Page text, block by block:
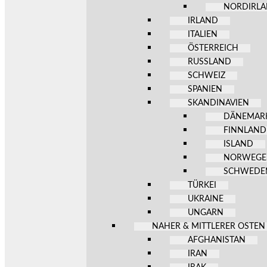
IRLAND
ITALIEN
ÖSTERREICH
RUSSLAND
SCHWEIZ
SPANIEN
SKANDINAVIEN
FINNLAND
ISLAND
TÜRKEI
UKRAINE
UNGARN
NAHER & MITTLERER OSTEN
AFGHANISTAN
IRAN